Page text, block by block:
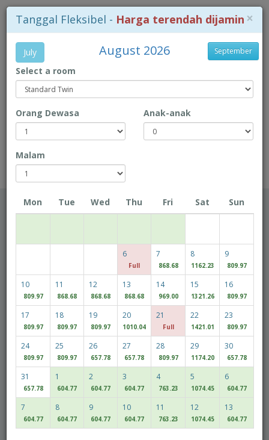
Peta Lokasi
Book Direct to enjoy exclusive prices!
Rio Hotel
Tanggal Lapor Masuk
Orang Dewasa Anak-anak
Access/Discount Code
×
Tanggal Fleksibel - Harga terendah dijamin
July August 2026 September
Select a room
Orang Dewasa Anak-anak
Malam
Mon Tue Wed Thu Fri Sat Sun
6
Full
7
868.68
8
1162.23
9
809.97
10
809.97
11
868.68
12
868.68
13
868.68
14
969.00
15
1321.26
16
809.97
17
809.97
18
809.97
19
809.97
20
1010.04
21
Full
22
1421.01
23
809.97
24
809.97
25
809.97
26
657.78
27
657.78
28
809.97
29
1174.20
30
657.78
31
657.78
1
604.77
2
604.77
3
604.77
4
763.23
5
1074.45
6
604.77
7
604.77
8
604.77
9
604.77
10
604.77
11
763.23
12
1074.45
13
604.77